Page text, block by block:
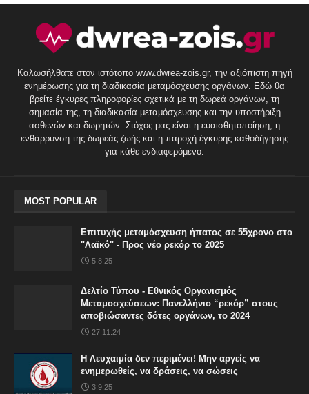
Καλωσήλθατε στον ιστότοπο www.dwrea-zois.gr, την αξιόπιστη πηγή
ενημέρωσης για τη διαδικασία μεταμόσχευσης οργάνων. Εδώ θα
βρείτε έγκυρες πληροφορίες σχετικά με τη δωρεά οργάνων, τη
σημασία της, τη διαδικασία μεταμόσχευσης και την υποστήριξη
ασθενών και δωρητών. Στόχος μας είναι η ευαισθητοποίηση, η
ενθάρρυνση της δωρεάς ζωής και η παροχή έγκυρης καθοδήγησης
για κάθε ενδιαφερόμενο.
MOST POPULAR
Επιτυχής μεταμόσχευση ήπατος σε 55χρονο στο
"Λαϊκό" - Προς νέο ρεκόρ το 2025
5.8.25
Δελτίο Τύπου - Εθνικός Οργανισμός
Μεταμοσχεύσεων: Πανελλήνιο “ρεκόρ” στους
αποβιώσαντες δότες οργάνων, το 2024
27.11.24
Η Λευχαιμία δεν περιμένει! Μην αργείς να
ενημερωθείς, να δράσεις, να σώσεις
3.9.25